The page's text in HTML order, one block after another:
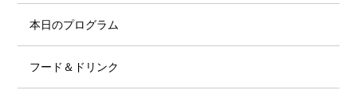
本日のプログラム
フード＆ドリンク